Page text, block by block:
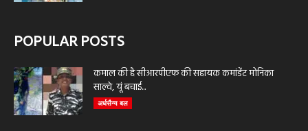
POPULAR POSTS
कमाल की है सीआरपीएफ की सहायक कमांडेंट मोनिका
साल्वे, यूं बचाई...
अर्धसैन्य बल